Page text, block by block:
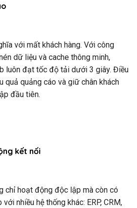
với mất khách hàng. Với công
dữ liệu và cache thông minh,
luôn đạt tốc độ tải dưới 3 giây. Điều
quả quảng cáo và giữ chân khách
đầu tiên.
kết nối
chỉ hoạt động độc lập mà còn có
nhiều hệ thống khác: ERP, CRM,